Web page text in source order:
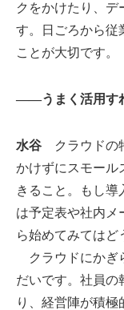
クをかけたり、デ
す。日ごろから従
ことが大切です。
――うまく活用す
水谷 クラウドの
かけずにスモール
きること。もし導
は予定表や社内メ
ら始めてみてはど
クラウドにかぎ
だいです。社員の
り、経営陣が積極